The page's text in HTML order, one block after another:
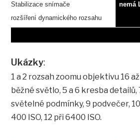
Stabilizace snímače
rozšíření dynamického rozsahu
nemá
Ukázky:
1 a 2 rozsah zoomu objektivu 16
běžné světlo, 5 a 6 kresba detailů,
světelné podmínky, 9 podvečer,
400 ISO, 12 při 6400 ISO.